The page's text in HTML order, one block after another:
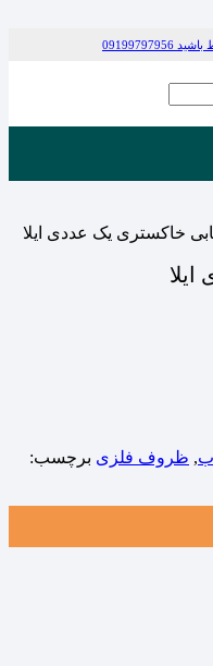
خاکستری یک عددی ایلا
, ظروف فلزی برچسب: